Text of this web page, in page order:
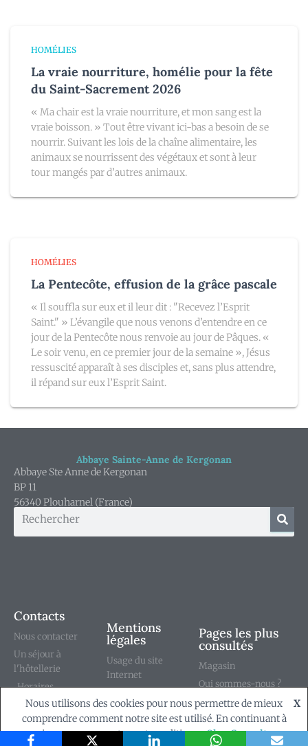
HOMÉLIES
La vraie nourriture, homélie pour la fête
du Saint-Sacrement 2026
« Ma chair est la vraie nourriture, et mon sang est la
vraie boisson. » Tout être vivant ici-bas a besoin de se
nourrir. Suivant les lois de la chaîne alimentaire, les
animaux se nourrissent des végétaux et sont à leur
tour mangés par d’autres animaux.
HOMÉLIES
La Pentecôte, effusion de la grâce pascale
« Il souffla sur eux et il leur dit : "Recevez l’Esprit
Saint." » L’évangile que nous venons d’entendre en ce
jour de la Pentecôte nous renvoie au jour de Pâques. «
Le soir venu, en ce premier jour de la semaine », Jésus
ressuscité apparaît à ses disciples et, sans plus attendre,
il répand sur eux l’Esprit Saint.
Abbaye Sainte-Anne de Kergonan
Abbaye Ste Anne de Kergonan
BP 11
56340 Plouharnel (France)
Contacts
Nous contacter
Un séjour à
l'hôtellerie
Horaires
déposer une
intention de prières
Mentions
légales
Usage du site
Internet
de vente
Pages les plus
consultés
Magasin
Qui sommes-nous ?
Notre abbaye
Nous utilisons des cookies pour nous permettre de mieux
comprendre comment notre site est utilisé. En continuant à
naviguer, vous acceptez notre politique.
X
Ok Consulter